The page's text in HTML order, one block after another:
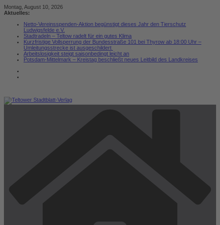
Zum
Inhalt
Montag, August 10, 2026
Aktuelles:
Netto-Vereinsspenden-Aktion begünstigt dieses Jahr den Tierschutz
Ludwigsfelde e.V.
Stadtradeln – Teltow radelt für ein gutes Klima
Kurzfristige Vollsperrung der Bundesstraße 101 bei Thyrow ab 18:00 Uhr –
Umleitungsstrecke ist ausgeschildert
Arbeitslosigkeit steigt saisonbedingt leicht an
Potsdam-Mittelmark – Kreistag beschließt neues Leitbild des Landkreises